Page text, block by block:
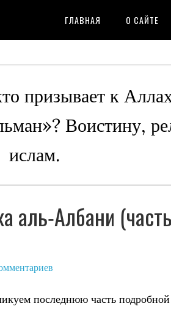
ГЛАВНАЯ О САЙТЕ
призывает к
Воистину,
ислам.
аль-Албани
последнюю часть подробной